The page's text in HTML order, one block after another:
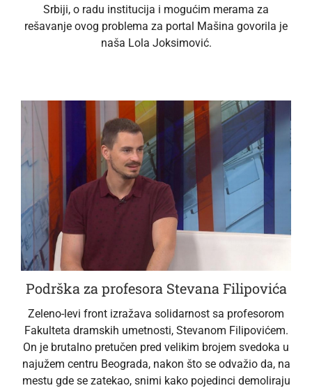
Srbiji, o radu institucija i mogućim merama za
rešavanje ovog problema za portal Mašina govorila je
naša Lola Joksimović.
Podrška za profesora Stevana Filipovića
Zeleno-levi front izražava solidarnost sa profesorom
Fakulteta dramskih umetnosti, Stevanom Filipovićem.
On je brutalno pretučen pred velikim brojem svedoka u
najužem centru Beograda, nakon što se odvažio da, na
mestu gde se zatekao, snimi kako pojedinci demoliraju